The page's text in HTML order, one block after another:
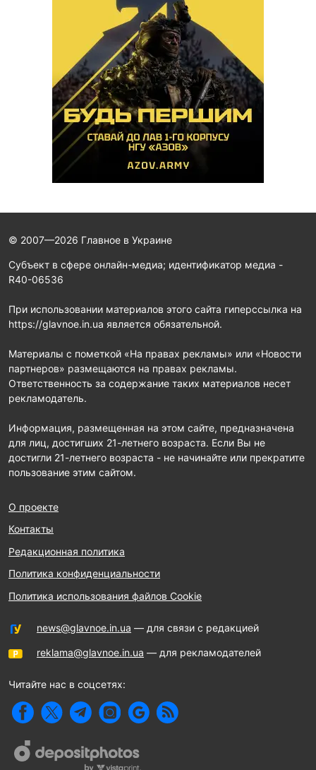
© 2007—2026 Главное в Украине
Субъект в сфере онлайн-медиа; идентификатор медиа -
R40-06536
При использовании материалов этого сайта гиперссылка на
https://glavnoe.in.ua является обязательной.
Материалы с пометкой «На правах рекламы» или «Новости
партнеров» размещаются на правах рекламы.
Ответственность за содержание таких материалов несет
рекламодатель.
Информация, размещенная на этом сайте, предназначена
для лиц, достигших 21-летнего возраста. Если Вы не
достигли 21-летнего возраста - не начинайте или прекратите
пользование этим сайтом.
О проекте
Контакты
Редакционная политика
Политика конфиденциальности
Политика использования файлов Cookie
news@glavnoe.in.ua — для связи с редакцией
reklama@glavnoe.in.ua — для рекламодателей
Читайте нас в соцсетях: